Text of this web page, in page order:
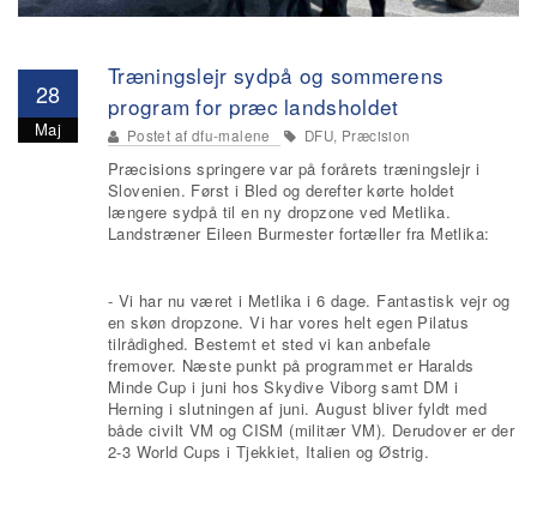
28
Maj
Træningslejr sydpå og sommerens
program for præc landsholdet
Postet af dfu-malene DFU, Præcision
Præcisions springere var på forårets træningslejr i
Slovenien. Først i Bled og derefter kørte holdet
længere sydpå til en ny dropzone ved Metlika.
Landstræner Eileen Burmester fortæller fra Metlika:
- Vi har nu været i Metlika i 6 dage. Fantastisk vejr og
en skøn dropzone. Vi har vores helt egen Pilatus
tilrådighed. Bestemt et sted vi kan anbefale
fremover. Næste punkt på programmet er Haralds
Minde Cup i juni hos Skydive Viborg samt DM i
Herning i slutningen af juni. August bliver fyldt med
både civilt VM og CISM (militær VM). Derudover er der
2-3 World Cups i Tjekkiet, Italien og Østrig.